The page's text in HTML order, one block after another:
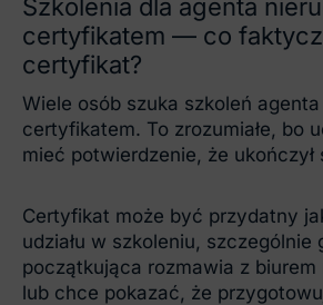
Szkolenia dla agenta
certyfikatem — co
certyfikat?
Wiele osób szuka szkoleń
certyfikatem. To zrozumiałe, bo
mieć potwierdzenie, że ukończył
Certyfikat może być przydatny
udziału w szkoleniu, szczególnie
początkująca rozmawia z biurem
lub chce pokazać, że